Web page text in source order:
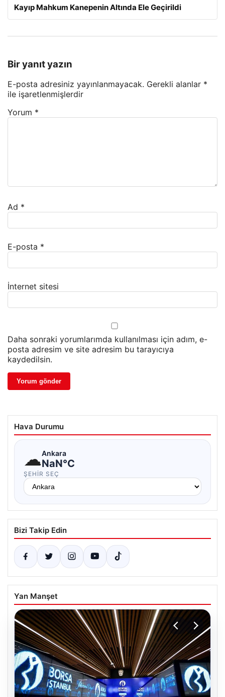
Kayıp Mahkum Kanepenin Altında Ele Geçirildi
Bir yanıt yazın
E-posta adresiniz yayınlanmayacak. Gerekli alanlar *
ile işaretlenmişlerdir
Yorum *
Ad *
E-posta *
İnternet sitesi
Daha sonraki yorumlarımda kullanılması için adım, e-
posta adresim ve site adresim bu tarayıcıya
kaydedilsin.
Hava Durumu
☁Ankara
NaN°C
ŞEHIR SEÇ
Bizi Takip Edin
Yan Manşet